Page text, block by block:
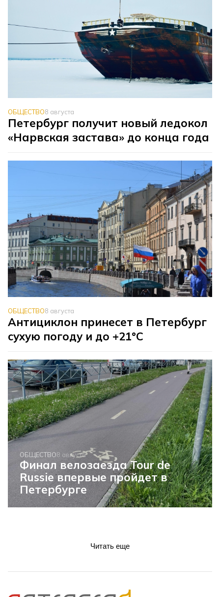
ОБЩЕСТВО8 августа
Петербург получит новый ледокол
«Нарвская застава» до конца года
ОБЩЕСТВО8 августа
Антициклон принесет в Петербург
сухую погоду и до +21°C
ОБЩЕСТВО8 августа
Финал велозаезда Tour de
Russie впервые пройдет в
Петербурге
Читать еще